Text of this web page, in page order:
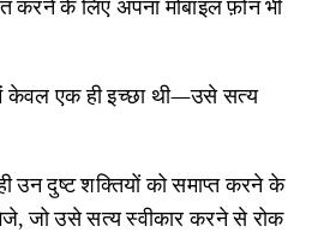
करने के लिए अपना मोबाइल फ़ोन भी
केवल एक ही इच्छा थी—उसे सत्य
उन दुष्ट शक्तियों को समाप्त करने के
भेजे, जो उसे सत्य स्वीकार करने से रोक